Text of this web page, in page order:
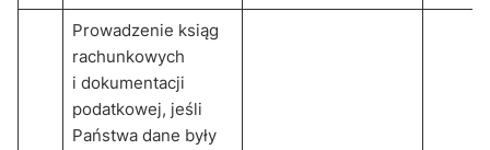
Prowadzenie ksiąg
rachunkowych
i dokumentacji
podatkowej, jeśli
Państwa dane były